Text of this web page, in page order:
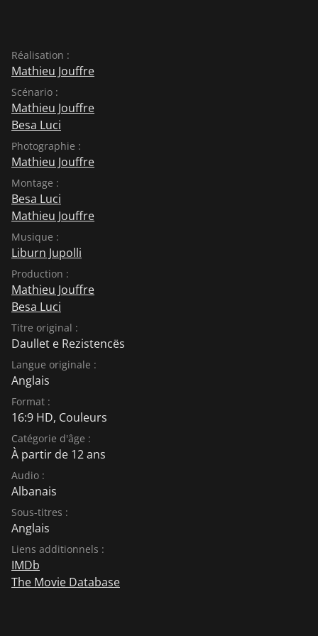
Réalisation :
Mathieu Jouffre
Scénario :
Mathieu Jouffre
Besa Luci
Photographie :
Mathieu Jouffre
Montage :
Besa Luci
Mathieu Jouffre
Musique :
Liburn Jupolli
Production :
Mathieu Jouffre
Besa Luci
Titre original :
Daullet e Rezistencës
Langue originale :
Anglais
Format :
16:9 HD, Couleurs
Catégorie d'âge :
À partir de 12 ans
Audio :
Albanais
Sous-titres :
Anglais
Liens additionnels :
IMDb
The Movie Database